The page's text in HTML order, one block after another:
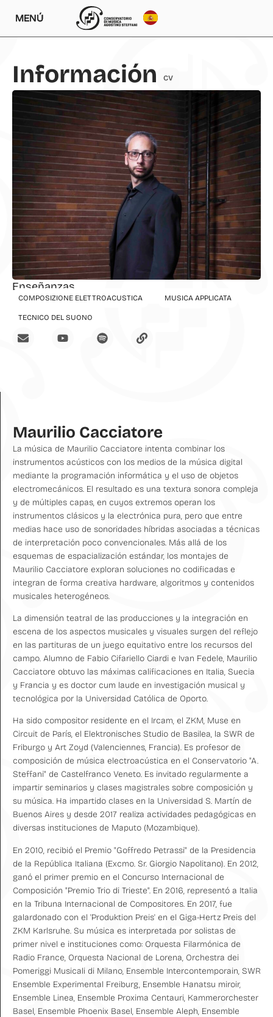
MENÚ
Información CV
Enseñanzas
COMPOSIZIONE ELETTROACUSTICA MUSICA APPLICATA
TECNICO DEL SUONO
Maurilio Cacciatore
La música de Maurilio Cacciatore intenta combinar los
instrumentos acústicos con los medios de la música digital
mediante la programación informática y el uso de objetos
electromecánicos. El resultado es una textura sonora compleja
y de múltiples capas, en cuyos extremos operan los
instrumentos clásicos y la electrónica pura, pero que entre
medias hace uso de sonoridades híbridas asociadas a técnicas
de interpretación poco convencionales. Más allá de los
esquemas de espacialización estándar, los montajes de
Maurilio Cacciatore exploran soluciones no codificadas e
integran de forma creativa hardware, algoritmos y contenidos
musicales heterogéneos.
La dimensión teatral de las producciones y la integración en
escena de los aspectos musicales y visuales surgen del reflejo
en las partituras de un juego equitativo entre los recursos del
campo. Alumno de Fabio Cifariello Ciardi e Ivan Fedele, Maurilio
Cacciatore obtuvo las máximas calificaciones en Italia, Suecia
y Francia y es doctor cum laude en investigación musical y
tecnológica por la Universidad Católica de Oporto.
Ha sido compositor residente en el Ircam, el ZKM, Muse en
Circuit de París, el Elektronisches Studio de Basilea, la SWR de
Friburgo y Art Zoyd (Valenciennes, Francia). Es profesor de
composición de música electroacústica en el Conservatorio "A.
Steffani" de Castelfranco Veneto. Es invitado regularmente a
impartir seminarios y clases magistrales sobre composición y
su música. Ha impartido clases en la Universidad S. Martín de
Buenos Aires y desde 2017 realiza actividades pedagógicas en
diversas instituciones de Maputo (Mozambique).
En 2010, recibió el Premio "Goffredo Petrassi" de la Presidencia
de la República Italiana (Excmo. Sr. Giorgio Napolitano). En 2012,
ganó el primer premio en el Concurso Internacional de
Composición "Premio Trio di Trieste". En 2016, representó a Italia
en la Tribuna Internacional de Compositores. En 2017, fue
galardonado con el 'Produktion Preis' en el Giga-Hertz Preis del
ZKM Karlsruhe. Su música es interpretada por solistas de
primer nivel e instituciones como: Orquesta Filarmónica de
Radio France, Orquesta Nacional de Lorena, Orchestra dei
Pomeriggi Musicali di Milano, Ensemble Intercontemporain, SWR
Ensemble Experimental Freiburg, Ensemble Hanatsu miroir,
Ensemble Linea, Ensemble Proxima Centauri, Kammerorchester
Basel, Ensemble Phoenix Basel, Ensemble Aleph, Ensemble